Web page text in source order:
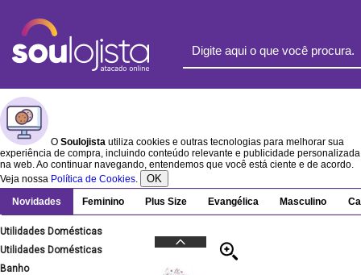
O Soulojista utiliza cookies e outras tecnologias para melhorar sua
experiência de compra, incluindo conteúdo relevante e publicidade personalizada
na web. Ao continuar navegando, entendemos que você está ciente e de acordo.
Veja nossa Política de Cookies. OK
Novidades Feminino Plus Size Evangélica Masculino
Utilidades Domésticas
Utilidades Domésticas
Banho